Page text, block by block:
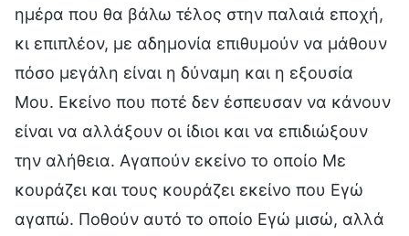
ημέρα που θα βάλω τέλος στην παλαιά εποχή,
κι επιπλέον, με αδημονία επιθυμούν να μάθουν
πόσο μεγάλη είναι η δύναμη και η εξουσία
Μου. Εκείνο που ποτέ δεν έσπευσαν να κάνουν
είναι να αλλάξουν οι ίδιοι και να επιδιώξουν
την αλήθεια. Αγαπούν εκείνο το οποίο Με
κουράζει και τους κουράζει εκείνο που Εγώ
αγαπώ. Ποθούν αυτό το οποίο Εγώ μισώ, αλλά